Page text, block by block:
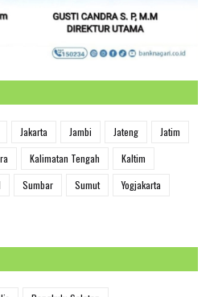
Jakarta Jambi Jateng
Jatim
Kalimatan Tengah
Kaltim
Sumbar Sumut
Yogjakarta